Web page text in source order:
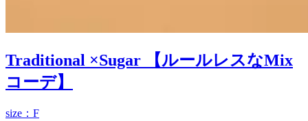
Traditional ×Sugar 【ルールレスなMix
コーデ】
size：F